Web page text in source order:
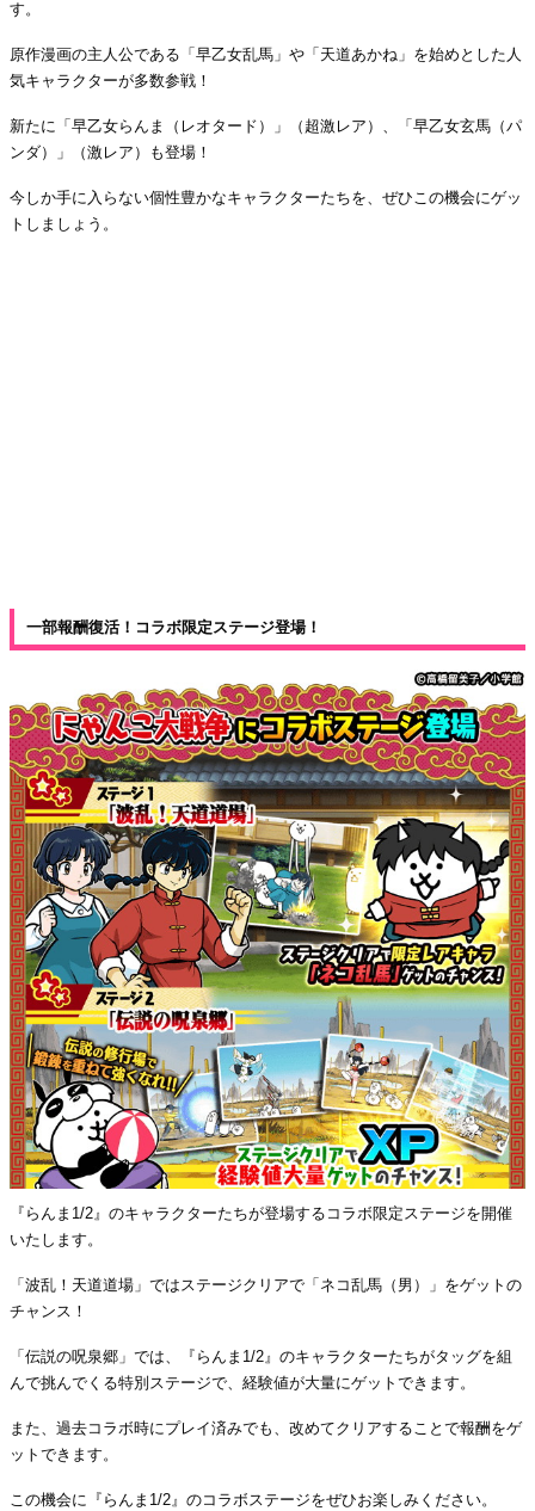
す。
原作漫画の主人公である「早乙女乱馬」や「天道あかね」を始めとした人
気キャラクターが多数参戦！
新たに「早乙女らんま（レオタード）」（超激レア）、「早乙女玄馬（パ
ンダ）」（激レア）も登場！
今しか手に入らない個性豊かなキャラクターたちを、ぜひこの機会にゲッ
トしましょう。
一部報酬復活！コラボ限定ステージ登場！
『らんま1/2』のキャラクターたちが登場するコラボ限定ステージを開催
いたします。
「波乱！天道道場」ではステージクリアで「ネコ乱馬（男）」をゲットの
チャンス！
「伝説の呪泉郷」では、『らんま1/2』のキャラクターたちがタッグを組
んで挑んでくる特別ステージで、経験値が大量にゲットできます。
また、過去コラボ時にプレイ済みでも、改めてクリアすることで報酬をゲ
ットできます。
この機会に『らんま1/2』のコラボステージをぜひお楽しみください。